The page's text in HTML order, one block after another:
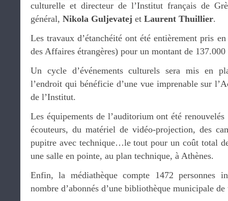
culturelle et directeur de l’Institut français de
général, Nikola Guljevatej et Laurent Thuillier.
Les travaux d’étanchéité ont été entièrement pris
des Affaires étrangères) pour un montant de 137.000
Un cycle d’événements culturels sera mis en
l’endroit qui bénéficie d’une vue imprenable sur
de l’Institut.
Les équipements de l’auditorium ont été
écouteurs, du matériel de vidéo-projection, des
pupitre avec technique…le tout pour un coût total
une salle en pointe, au plan technique, à Athènes.
Enfin, la médiathèque compte 1472 personnes
nombre d’abonnés d’une bibliothèque municipale